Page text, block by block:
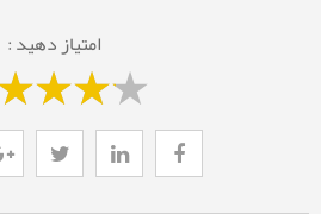
امتیاز دهید :